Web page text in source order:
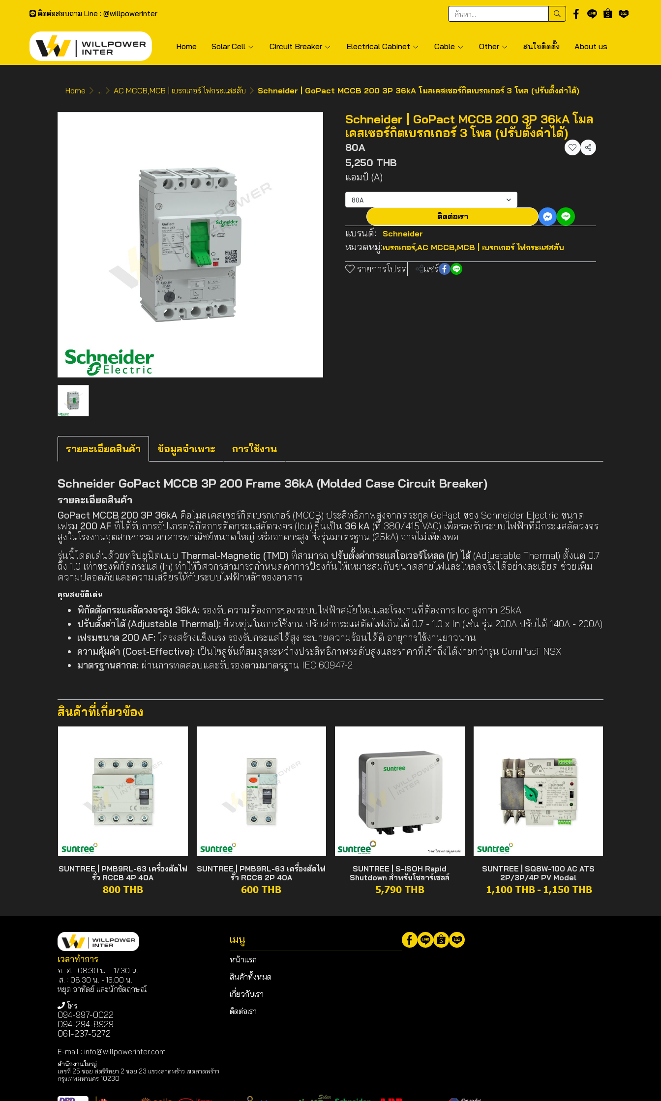
ติดต่อสอบถาม Line : @willpowerinter
Home Solar Cell Circuit Breaker Electrical Cabinet Cable Other สนใจติดตั้ง About us
Home ... AC MCCB,MCB | เบรกเกอร์ ไฟกระแสสลับ Schneider | GoPact MCCB 200 3P 36kA โมลเคสเซอร์กิตเบรกเกอร์ 3 โพล (ปรับตั้งค่าได้)
Schneider | GoPact MCCB 200 3P 36kA โมล
เคสเซอร์กิตเบรกเกอร์ 3 โพล (ปรับตั้งค่าได้)
80A แชร์
5,250 THB
แอมป์ (A)
80A
ติดต่อเรา
แบรนด์: Schneider
หมวดหมู่:เบรกเกอร์,AC MCCB,MCB | เบรกเกอร์ ไฟกระแสสลับ
รายการโปรด แชร์
รายละเอียดสินค้า ข้อมูลจำเพาะ การใช้งาน
Schneider GoPact MCCB 3P 200 Frame 36kA (Molded Case Circuit Breaker)
รายละเอียดสินค้า
GoPact MCCB 200 3P 36kA คือโมลเคสเซอร์กิตเบรกเกอร์ (MCCB) ประสิทธิภาพสูงจากตระกูล GoPact ของ Schneider Electric ขนาด
เฟรม 200 AF ที่ได้รับการอัปเกรดพิกัดการตัดกระแสลัดวงจร (Icu) ขึ้นเป็น 36 kA (ที่ 380/415 VAC) เพื่อรองรับระบบไฟฟ้าที่มีกระแสลัดวงจร
สูงในโรงงานอุตสาหกรรม อาคารพาณิชย์ขนาดใหญ่ หรืออาคารสูง ซึ่งรุ่นมาตรฐาน (25kA) อาจไม่เพียงพอ
รุ่นนี้โดดเด่นด้วยทริปยูนิตแบบ Thermal-Magnetic (TMD) ที่สามารถ ปรับตั้งค่ากระแสโอเวอร์โหลด (Ir) ได้(Adjustable Thermal) ตั้งแต่ 0.7
ถึง 1.0 เท่าของพิกัดกระแส (In) ทำให้วิศวกรสามารถกำหนดค่าการป้องกันให้เหมาะสมกับขนาดสายไฟและโหลดจริงได้อย่างละเอียด ช่วยเพิ่ม
ความปลอดภัยและความเสถียรให้กับระบบไฟฟ้าหลักของอาคาร
คุณสมบัติเด่น
พิกัดตัดกระแสลัดวงจรสูง 36kA: รองรับความต้องการของระบบไฟฟ้าสมัยใหม่และโรงงานที่ต้องการ Icc สูงกว่า 25kA
ปรับตั้งค่าได้ (Adjustable Thermal): ยืดหยุ่นในการใช้งาน ปรับค่ากระแสตัดไฟเกินได้ 0.7 - 1.0 x In (เช่น รุ่น 200A ปรับได้ 140A - 200A)
เฟรมขนาด 200 AF: โครงสร้างแข็งแรง รองรับกระแสได้สูง ระบายความร้อนได้ดี อายุการใช้งานยาวนาน
ความคุ้มค่า (Cost-Effective): เป็นโซลูชันที่สมดุลระหว่างประสิทธิภาพระดับสูงและราคาที่เข้าถึงได้ง่ายกว่ารุ่น ComPacT NSX
มาตรฐานสากล: ผ่านการทดสอบและรับรองตามมาตรฐาน IEC 60947-2
สินค้าที่เกี่ยวข้อง
SUNTREE | PMB9RL-63 เครื่องตัดไฟ
รั่ว RCCB 4P 40A
800 THB
SUNTREE | PMB9RL-63 เครื่องตัดไฟ
รั่ว RCCB 2P 40A
600 THB
SUNTREE | S-ISOH Rapid
Shutdown สำหรับโซลาร์เซลล์
5,790 THB
SUNTREE | SQ8W-100 AC ATS
2P/3P/4P PV Model
1,100 THB - 1,150 THB
เวลาทำการ
จ.-ศ. : 08:30 น. - 17.30 น.
ส. : 08.30 น. - 16.00 น.
หยุด อาทิตย์ และนักขัตฤกษณ์
โทร.
094-997-0022
094-294-8929
061-237-5272
E-mail : info@willpowerinter.com
สำนักงานใหญ่
เลขที่ 25 ซอย สตรีวิทยา 2 ซอย 23 แขวงลาดพร้าว เขตลาดพร้าว
กรุงเทพมหานคร 10230
เมนู
หน้าแรก
สินค้าทั้งหมด
เกี่ยวกับเรา
ติดต่อเรา